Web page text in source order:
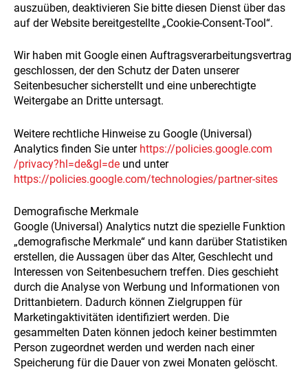
auszuüben, deaktivieren Sie bitte diesen Dienst über das
auf der Website bereitgestellte „Cookie-Consent-Tool“.
Wir haben mit Google einen Auftragsverarbeitungsvertrag
geschlossen, der den Schutz der Daten unserer
Seitenbesucher sicherstellt und eine unberechtigte
Weitergabe an Dritte untersagt.
Weitere rechtliche Hinweise zu Google (Universal)
Analytics finden Sie unter https://policies.google.com
/privacy?hl=de&gl=de und unter
https://policies.google.com/technologies/partner-sites
Demografische Merkmale
Google (Universal) Analytics nutzt die spezielle Funktion
„demografische Merkmale“ und kann darüber Statistiken
erstellen, die Aussagen über das Alter, Geschlecht und
Interessen von Seitenbesuchern treffen. Dies geschieht
durch die Analyse von Werbung und Informationen von
Drittanbietern. Dadurch können Zielgruppen für
Marketingaktivitäten identifiziert werden. Die
gesammelten Daten können jedoch keiner bestimmten
Person zugeordnet werden und werden nach einer
Speicherung für die Dauer von zwei Monaten gelöscht.